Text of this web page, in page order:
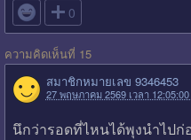
 0
ความคิดเห็นที่ 15
สมาชิกหมายเลข 9346453
27 พฤษภาคม 2569 เวลา 12:05:00
นึกว่ารอดที่ไหนได้พุงนำไปก่